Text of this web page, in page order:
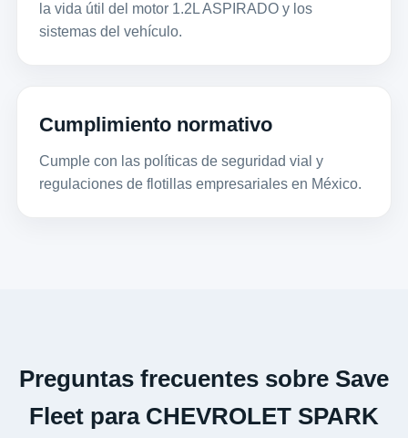
la vida útil del motor 1.2L ASPIRADO y los
sistemas del vehículo.
Cumplimiento normativo
Cumple con las políticas de seguridad vial y
regulaciones de flotillas empresariales en México.
Preguntas frecuentes sobre Save
Fleet para CHEVROLET SPARK